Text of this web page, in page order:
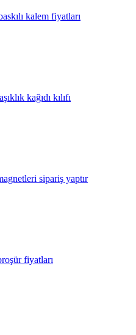
kalem fiyatları
kağıdı kılıfı
sipariş yaptır
fiyatları